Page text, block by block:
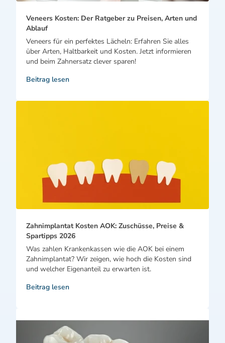
Veneers Kosten: Der Ratgeber zu Preisen, Arten und
Ablauf
Veneers für ein perfektes Lächeln: Erfahren Sie alles
über Arten, Haltbarkeit und Kosten. Jetzt informieren
und beim Zahnersatz clever sparen!
Beitrag lesen
Zahnimplantat Kosten AOK: Zuschüsse, Preise &
Spartipps 2026
Was zahlen Krankenkassen wie die AOK bei einem
Zahnimplantat? Wir zeigen, wie hoch die Kosten sind
und welcher Eigenanteil zu erwarten ist.
Beitrag lesen